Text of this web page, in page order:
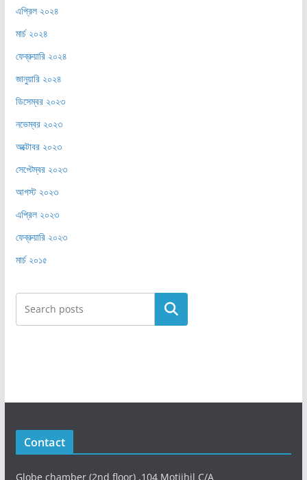
এপ্রিল ২০২৪
মার্চ ২০২৪
ফেব্রুয়ারি ২০২৪
জানুয়ারি ২০২৪
ডিসেম্বর ২০২৩
নভেম্বর ২০২৩
অক্টোবর ২০২৩
সেপ্টেম্বর ২০২৩
আগস্ট ২০২৩
এপ্রিল ২০২৩
ফেব্রুয়ারি ২০২৩
মার্চ ২০১৫
Search
Contact
Globe chamber (2nd floor) ,104 Motijhil C/A